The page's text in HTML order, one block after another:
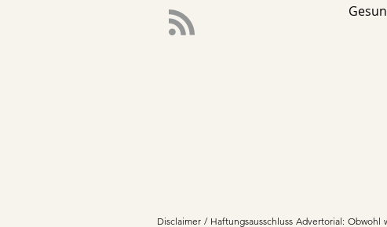
Disclaimer / Haftungsausschluss Advertorial: